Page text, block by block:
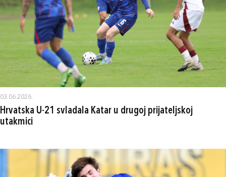
03.06.2026.
Hrvatska U-21 svladala Katar u drugoj prijateljskoj
utakmici